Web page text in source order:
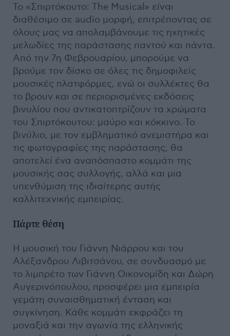
Το «Σπιρτόκουτο: The Musical» είναι
διαθέσιμο σε audio μορφή, επιτρέποντας σε
όλους μας να απολαμβάνουμε τις ηχητικές
μελωδίες της παράστασης παντού και πάντα.
Από την 7η Φεβρουαρίου, μπορούμε να
βρούμε τον δίσκο σε όλες τις δημοφιλείς
μουσικές πλατφόρμες, ενώ οι συλλέκτες θα
το βρουν και σε περιορισμένες εκδόσεις
βινυλίου που αντικατοπτρίζουν τα χρώματα
του Σπιρτόκουτου: μαύρο και κόκκινο. Το
βινύλιο, με τον εμβληματικό ανεμιστήρα και
τις φωτογραφίες της παράστασης, θα
αποτελεί ένα αναπόσπαστο κομμάτι της
μουσικής σας συλλογής, αλλά και μια
υπενθύμιση της ιδιαίτερης αυτής
καλλιτεχνικής εμπειρίας.
Πάρτε θέση
Η μουσική του Γιάννη Νιάρρου και του
Αλέξανδρου Λιβιτσάνου, σε συνδυασμό με
το λιμπρέτο των Γιάννη Οικονομίδη και Δώρη
Αυγερινόπουλου, προσφέρει μια εμπειρία
γεμάτη συναισθηματική ένταση και
συγκίνηση. Κάθε κομμάτι εκφράζει τη
μοναξιά και την αγωνία της ελληνικής